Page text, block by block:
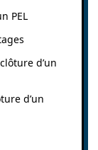
PEL
d’un
d’un